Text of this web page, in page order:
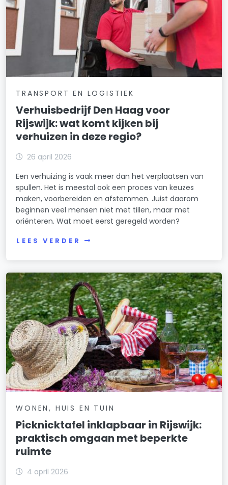
TRANSPORT EN LOGISTIEK
Verhuisbedrijf Den Haag voor
Rijswijk: wat komt kijken bij
verhuizen in deze regio?
26 april 2026
Een verhuizing is vaak meer dan het verplaatsen van
spullen. Het is meestal ook een proces van keuzes
maken, voorbereiden en afstemmen. Juist daarom
beginnen veel mensen niet met tillen, maar met
oriënteren. Wat moet eerst geregeld worden?
LEES VERDER
WONEN, HUIS EN TUIN
Picknicktafel inklapbaar in Rijswijk:
praktisch omgaan met beperkte
ruimte
4 april 2026